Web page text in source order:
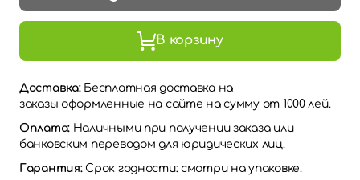
В корзину
Доставка: Бесплатная доставка на
заказы оформленные на сайте на сумму от 1000 лей.
Оплата: Наличными при получении заказа или
банковским переводом для юридических лиц.
Гарантия:Срок годности: смотри на упаковке.